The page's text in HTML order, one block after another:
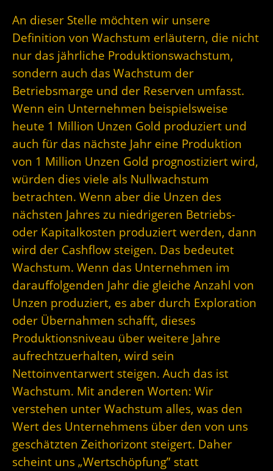
An dieser Stelle möchten wir unsere
Definition von Wachstum erläutern, die nicht
nur das jährliche Produktionswachstum,
sondern auch das Wachstum der
Betriebsmarge und der Reserven umfasst.
Wenn ein Unternehmen beispielsweise
heute 1 Million Unzen Gold produziert und
auch für das nächste Jahr eine Produktion
von 1 Million Unzen Gold prognostiziert wird,
würden dies viele als Nullwachstum
betrachten. Wenn aber die Unzen des
nächsten Jahres zu niedrigeren Betriebs-
oder Kapitalkosten produziert werden, dann
wird der Cashflow steigen. Das bedeutet
Wachstum. Wenn das Unternehmen im
darauffolgenden Jahr die gleiche Anzahl von
Unzen produziert, es aber durch Exploration
oder Übernahmen schafft, dieses
Produktionsniveau über weitere Jahre
aufrechtzuerhalten, wird sein
Nettoinventarwert steigen. Auch das ist
Wachstum. Mit anderen Worten: Wir
verstehen unter Wachstum alles, was den
Wert des Unternehmens über den von uns
geschätzten Zeithorizont steigert. Daher
scheint uns „Wertschöpfung” statt